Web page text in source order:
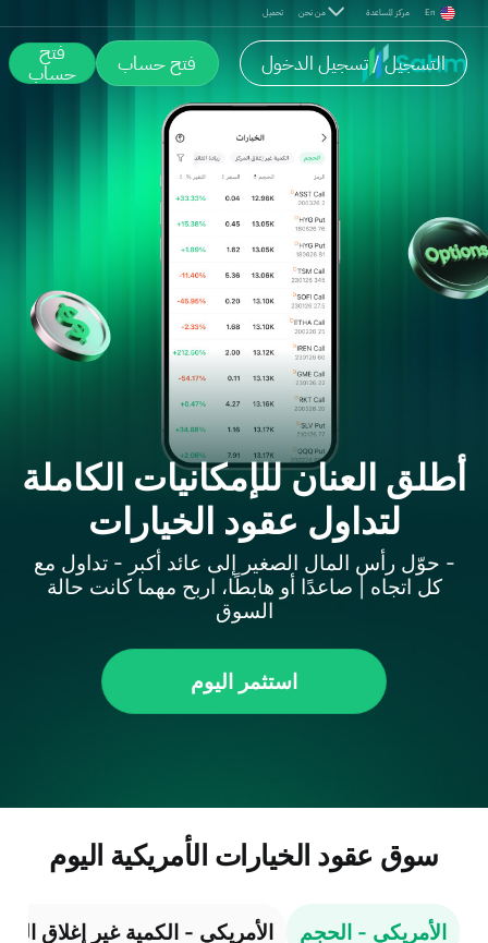
تحميل من نحن مركز المساعدة En
التسجيل / تسجيل الدخول فتح حساب فتح
حساب
أطلق العنان للإمكانيات
أطلق العنان للإمكانيات الكاملة
لتداول عقود الخيارات
- حوّل رأس المال الصغير إلى عائد أكبر - تداول مع
كل اتجاه | صاعدًا أو هابطًا، اربح مهما كانت حالة
السوق
استثمر اليوم
سوق عقود الخيارات الأمريكية اليوم
الأمريكي - الحجم الأمريكي - الكمية غير إغلاق